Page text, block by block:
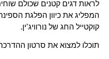
לראות דגים קטנים שכולם
המפליג את כיוון הפלגת
קוקטייל החג של נורוויג’ין.
תוכלו למצוא את סרטון ההדרכה של